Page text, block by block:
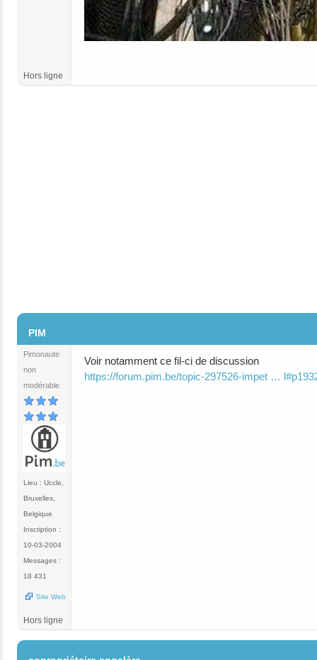
Hors ligne
PIM
Pimonaute
non
modérable
Lieu : Uccle,
Bruxelles,
Belgique
Inscription :
10-03-2004
Messages :
18 431
Site Web
Voir notamment ce fil-ci de discussion
https://forum.pim.be/topic-297526-impet …
Hors ligne